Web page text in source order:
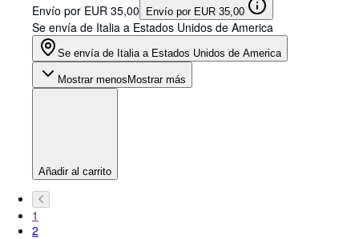
Envío por EUR 35,00
Envío por EUR 35,00
Se envía de Italia a Estados Unidos de America
Se envía de Italia a Estados Unidos de America
Mostrar menos Mostrar más
Añadir al carrito
1
2